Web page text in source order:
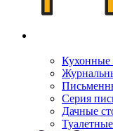
Кухонные
Серия
Дачные